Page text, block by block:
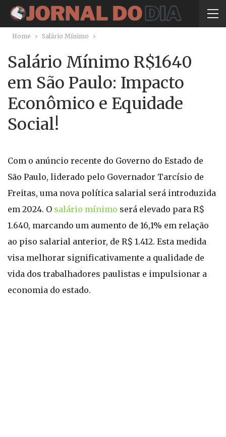
Home Salário Mínimo
Salário Mínimo R$1640
em São Paulo: Impacto
Econômico e Equidade
Social!
Com o anúncio recente do Governo do Estado de
São Paulo, liderado pelo Governador Tarcísio de
Freitas, uma nova política salarial será introduzida
em 2024. O salário mínimo será elevado para R$
1.640, marcando um aumento de 16,1% em relação
ao piso salarial anterior, de R$ 1.412. Esta medida
visa melhorar significativamente a qualidade de
vida dos trabalhadores paulistas e impulsionar a
economia do estado.